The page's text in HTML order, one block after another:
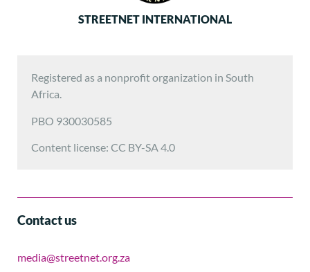
STREETNET INTERNATIONAL
Registered as a nonprofit organization in South
Africa.
PBO 930030585
Content license: CC BY-SA 4.0
Contact us
media@streetnet.org.za